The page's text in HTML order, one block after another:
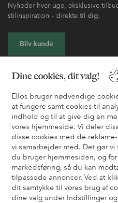
Dine cookies, dit valg!
Ellos bruger nødvendige
at fungere samt cookies til
indhold og til at give dig en
vores hjemmeside. Vi deler
disse cookies med de
vi samarbejder med. Det gør vi
du bruger hjemmesiden, og for
markedsføring, så du kan
tilpassede annoncer. Ved at
dit samtykke til vores brug af
dine valg under Indstillinger
Nyheder hver uge, eksklusive
stilinspiration – direkte til dig.
Bliv kunde
Har du brug for hjælp?
Du kan finde svar på de oftest
Du kan også finde oplysninger
Kundeservice
Mine sider